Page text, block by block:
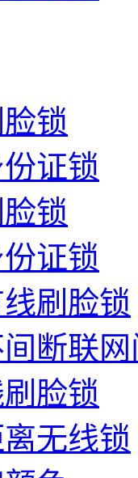
锁
证锁
锁
证锁
刷脸锁
断联
脸锁
无线锁